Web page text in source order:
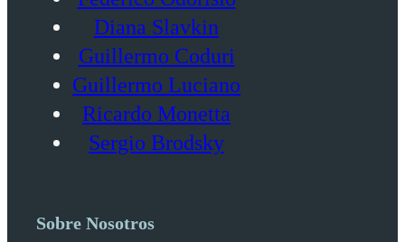
Diana Slavkin
Guillermo Coduri
Guillermo Luciano
Ricardo Monetta
Sergio Brodsky
Sobre Nosotros